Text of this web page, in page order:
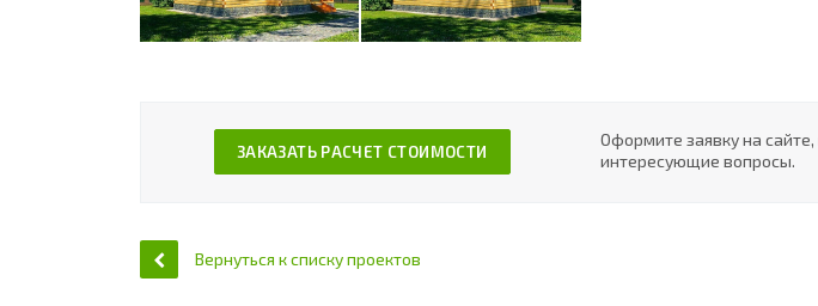
ЗАКАЗАТЬ РАСЧЕТ СТОИМОСТИ
Оформите заявку на
интересующие вопросы.
Вернуться к списку проектов